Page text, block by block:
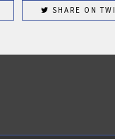
SHARE ON